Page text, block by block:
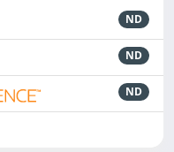
ND
ND
ND